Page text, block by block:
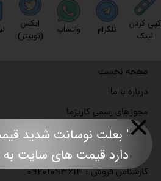
کپی کردن
لینک
تلگرام واتساپ
ایکس
(توییتر)
صفحه نخست
درباره با ما
مجوزهای رسمی کاریزما
تماس با ما
دفتر مرکزی : ۰۲۱۹۱۰۹۳۶۱۴
کارشناس فروش : ۰۹۲۰۱۰۹۳۶۱۴
' بعلت نوسانت شدید
دارد قیمت های سایت به